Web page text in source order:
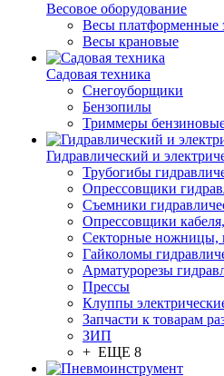
Весовое оборудование
Весы платформенные
Весы крановые
Садовая техника
Снегоуборщики
Бензопилы
Триммеры
Гидравлический и
Трубогибы
Опрессовщики
Съемники
Опрессовщики
Секторные ножницы,
Гайколомы
Арматурорезы
Прессы
Клуппы
Запчасти к товарам
ЗИП
+ ЕЩЕ 8